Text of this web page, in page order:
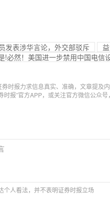
发表涉华言论，外交部驳斥
!必然！美国进一步禁用中国电信
券时报力求信息真实、准确，文章提及
时报”官方APP，或关注官方微信公众
个人看法，并不表明证券时报立场